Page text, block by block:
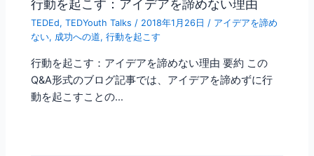
行動を起こす：アイデアを諦めない理由
TEDEd,TEDYouth Talks / 2018年1月26日 / アイデアを諦め
ない, 成功への道,行動を起こす
行動を起こす：アイデアを諦めない理由 要約 この
Q&A形式のブログ記事では、アイデアを諦めずに行
動を起こすことの…